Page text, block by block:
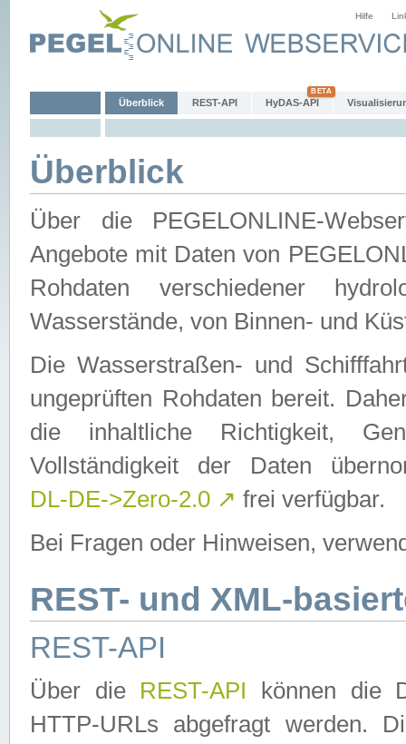
Hilfe
Überblick REST-API HyDAS-API
Überblick
Über die PEGELONLINE-
Angebote mit Daten von
Rohdaten verschiedener
Wasserstände, von Binnen- und
Die Wasserstraßen- und
ungeprüften Rohdaten bereit.
die inhaltliche Richtigkeit,
Vollständigkeit der Daten
DL-DE->Zero-2.0 ↗ frei verfügbar.
Bei Fragen oder Hinweisen,
REST- und XML-
REST-API
Über die REST-API können die
HTTP-URLs abgefragt werden.